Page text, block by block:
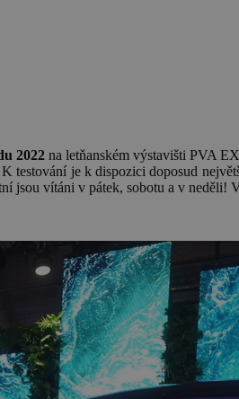
2022na letňanském výstavišti PVA
je k dispozici doposud
jsou vítáni v pátek, sobotu a v neděli!